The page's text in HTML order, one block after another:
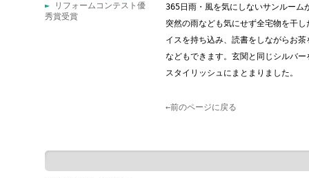
►
リフォームコンテスト優
秀賞受賞
365日雨・風を気にしないサンルーム
突然の雨なども気にせず全宅物を干
イスを持ち込み、読書をしながらお
などもできます。玄関と同じシルバ
スタイリッシュにまとまりました。
←前のページに戻る